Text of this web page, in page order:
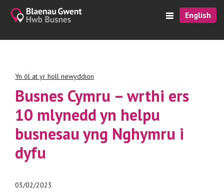
English
Yn ôl at yr holl newyddion
Busnes Cymru – wrthi ers
10 mlynedd yn helpu
busnesau yng Nghymru i
dyfu
03/02/2023